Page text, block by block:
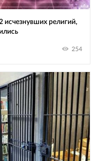
исчезнувших религий,
254